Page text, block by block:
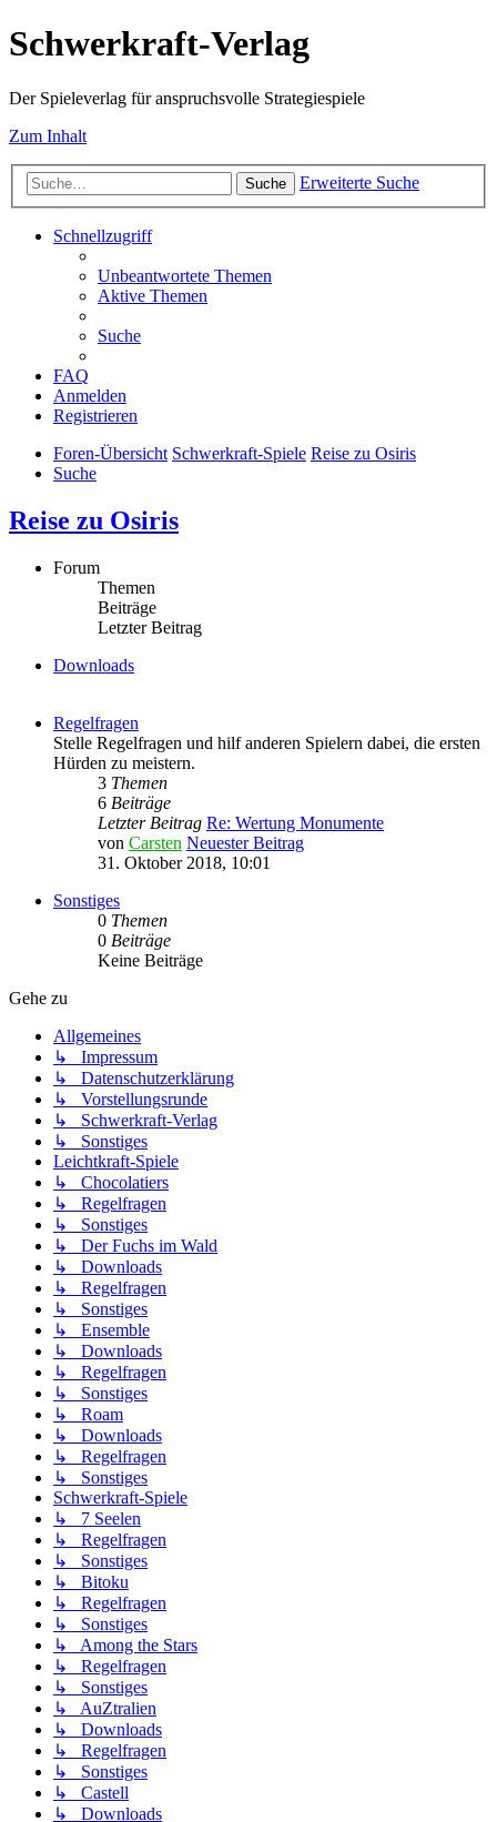
Schwerkraft-Verlag
Der Spieleverlag für anspruchsvolle Strategiespiele
Zum Inhalt
Suche Erweiterte Suche
Schnellzugriff
Unbeantwortete Themen
Aktive Themen
Suche
FAQ
Anmelden
Registrieren
Foren-Übersicht Schwerkraft-Spiele Reise zu Osiris
Suche
Reise zu Osiris
Forum
Themen
Beiträge
Letzter Beitrag
Downloads
Regelfragen
Stelle Regelfragen und hilf anderen Spielern dabei, die ersten
Hürden zu meistern.
3 Themen
6 Beiträge
Letzter Beitrag Re: Wertung Monumente
von Carsten Neuester Beitrag
31. Oktober 2018, 10:01
Sonstiges
0 Themen
0 Beiträge
Keine Beiträge
Gehe zu
Allgemeines
↳ Impressum
↳ Datenschutzerklärung
↳ Vorstellungsrunde
↳ Schwerkraft-Verlag
↳ Sonstiges
Leichtkraft-Spiele
↳ Chocolatiers
↳ Regelfragen
↳ Sonstiges
↳ Der Fuchs im Wald
↳ Downloads
↳ Regelfragen
↳ Sonstiges
↳ Ensemble
↳ Downloads
↳ Regelfragen
↳ Sonstiges
↳ Roam
↳ Downloads
↳ Regelfragen
↳ Sonstiges
Schwerkraft-Spiele
↳ 7 Seelen
↳ Regelfragen
↳ Sonstiges
↳ Bitoku
↳ Regelfragen
↳ Sonstiges
↳ Among the Stars
↳ Regelfragen
↳ Sonstiges
↳ AuZtralien
↳ Downloads
↳ Regelfragen
↳ Sonstiges
↳ Castell
↳ Downloads